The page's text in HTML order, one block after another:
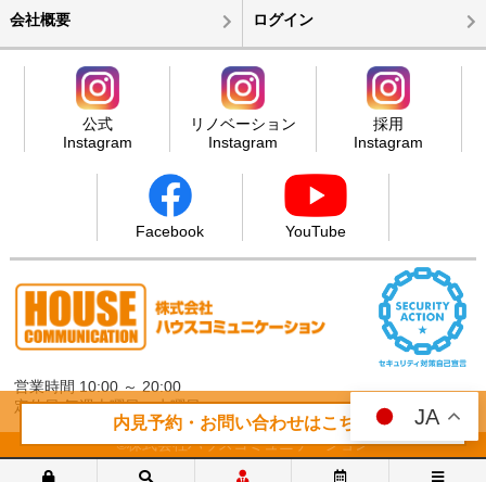
内見予約・お問い合わせはこちら
会社概要 ログイン
公式
Instagram
リノベーション
Instagram
採用
Instagram
Facebook YouTube
営業時間 10:00 ～ 20:00
定休日 毎週火曜日・水曜日
©株式会社ハウスコミュニケーション
JA